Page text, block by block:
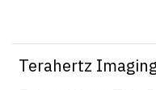
Terahertz